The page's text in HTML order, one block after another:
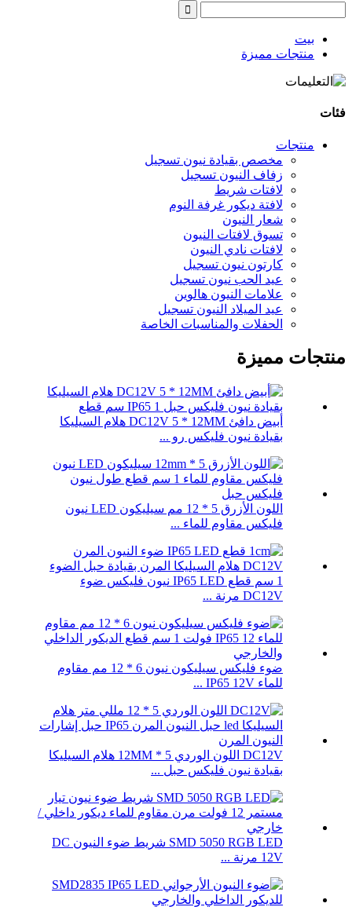
بيت
منتجات مميزة
فئات
منتجات
مخصص بقيادة نيون تسجيل
زفاف النيون تسجيل
لافتات شريط
لافتة ديكور غرفة النوم
شعار النيون
تسوق لافتات النيون
لافتات نادي النيون
كارتون نيون تسجيل
عيد الحب نيون تسجيل
علامات النيون هالوين
عيد الميلاد النيون تسجيل
الحفلات والمناسبات الخاصة
منتجات مميزة
أبيض دافئ DC12V 5 * 12MM هلام السيليكا
بقيادة نيون فليكس رو ...
اللون الأزرق 5 * 12 مم سيليكون LED نيون
فليكس مقاوم للماء ...
1 سم قطع IP65 LED نيون فليكس ضوء
DC12V مرنة ...
ضوء فليكس سيليكون نيون 6 * 12 مم مقاوم
للماء IP65 12V ...
DC12V اللون الوردي 5 * 12MM هلام السيليكا
بقيادة نيون فليكس حبل ...
SMD 5050 RGB LED شريط ضوء النيون DC
12V مرنة ...